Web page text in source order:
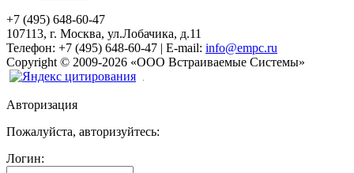
+7 (495) 648-60-47
107113, г. Москва, ул.Лобачика, д.11
Телефон: +7 (495) 648-60-47 | E-mail: info@empc.ru
Copyright © 2009-2026 «ООО Встраиваемые Системы»
Авторизация
Пожалуйста, авторизуйтесь:
Логин: